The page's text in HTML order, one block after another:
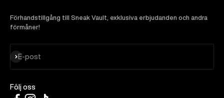
Förhandstillgång till Sneak Vault, exklusiva erbjudanden och andra
förmåner!
E-post
Prenumerera
Följ oss